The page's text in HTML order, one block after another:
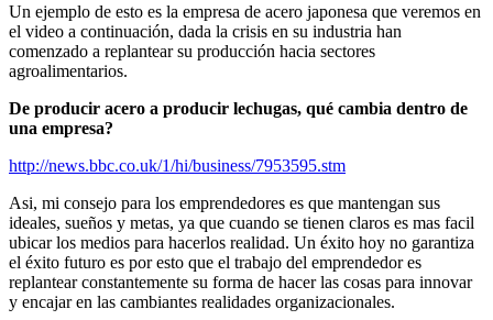
Un ejemplo de esto es la empresa de acero japonesa que veremos en
el video a continuación, dada la crisis en su industria han
comenzado a replantear su producción hacia sectores
agroalimentarios.
De producir acero a producir lechugas, qué cambia dentro de
una empresa?
http://news.bbc.co.uk/1/hi/business/7953595.stm
Asi, mi consejo para los emprendedores es que mantengan sus
ideales, sueños y metas, ya que cuando se tienen claros es mas facil
ubicar los medios para hacerlos realidad. Un éxito hoy no garantiza
el éxito futuro es por esto que el trabajo del emprendedor es
replantear constantemente su forma de hacer las cosas para innovar
y encajar en las cambiantes realidades organizacionales.